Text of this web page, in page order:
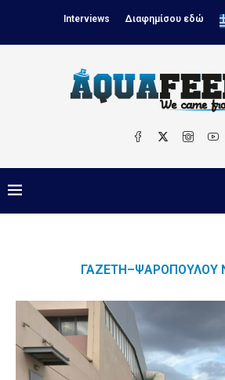
Interviews Διαφημίσου εδώ
ΓΑΖΈΤΗ–ΨΑΡΟΠΟΎΛΟΥ